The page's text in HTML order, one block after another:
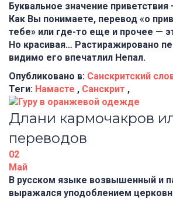
Буквальное значение
Как Вы понимаете, перевод «о
тебе» или где-то еще и прочее —
Но красивая… Растиражировано
видимо его впечатлил Непал.
Опубликовано в: Санскритский
Теги: Намасте , Санскрит ,
Длани кармочакров
переводов
02
Май
В русском языке возвышенный и
выражался уподоблением